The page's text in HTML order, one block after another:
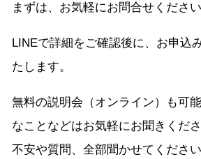
まずは、お気軽にお問合せください
LINEで詳細をご確認後に、お申込
たします。
無料の説明会（オンライン）も可
なことなどはお気軽にお聞きくださ
不安や質問、全部聞かせてください